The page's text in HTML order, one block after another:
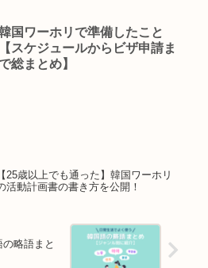
国ワーホリで準備したこと
【スケジュールからビザ申請ま
総まとめ】
【25歳以上でも通った】韓国ワーホリ
活動計画書の書き方を公開！
略語まと